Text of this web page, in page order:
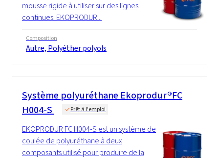
mousse rigide à utiliser sur des lignes
continues. EKOPRODUR...
Composition
Autre, Polyéther polyols
Système polyuréthane Ekoprodur®FC
H004-S
Prêt à l'emploi
EKOPRODUR FC H004-S est un système de
coulée de polyuréthane à deux
composants utilisé pour produire de la